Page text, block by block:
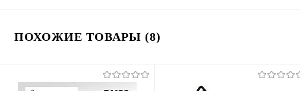
ПОХОЖИЕ ТОВАРЫ (8)